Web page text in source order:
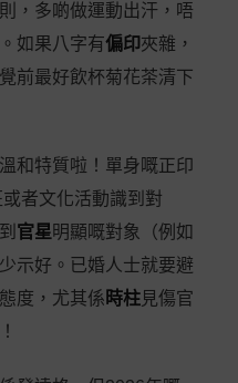
，多啲做運動出汗，唔
如果八字有偏印夾雜，
前最好飲杯菊花茶清下
和特質啦！單身嘅正印
者文化活動識到對
官星明顯嘅對象（例如
示好。已婚人士就要避
度，尤其係 時柱見傷官